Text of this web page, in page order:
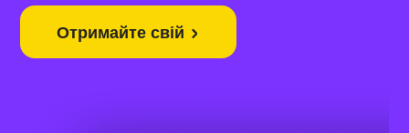
Отримайте свій